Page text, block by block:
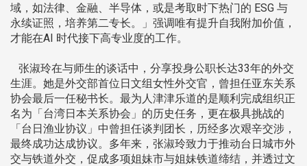
域，如法律、金融、半导体，或是考取时下热门的 ESG 与
永续证照，培养第二专长。」强调唯有提升自我附加价值，
才能在AI 时代接下高专业度的工作。
张淑玲在与师生的谈话中，分享投身公职长达33年的外交
生涯。她是外交部首位日文组女性外交官，曾担任亚东关系
协会最后一任秘书长。最为人津津乐道的是顺利完成组织正
名为「台湾日本关系协会」的历史任务，更在极具挑战的
「台日渔业协议」中曾担任谈判团长，历经多次艰辛交涉，
最终成功达成协议。多年来，张淑玲致力于推动台日城巿外
交与铁道外交，促成多项姐妹市与姐妹铁道缔结，并透过文